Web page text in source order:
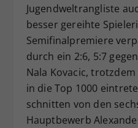
Jugendweltrangliste
besser gereihte
Semifinalpremiere
durch ein 2:6, 5:7
Nala Kovacic,
in die Top 1000
schnitten von den
Hauptbewerb